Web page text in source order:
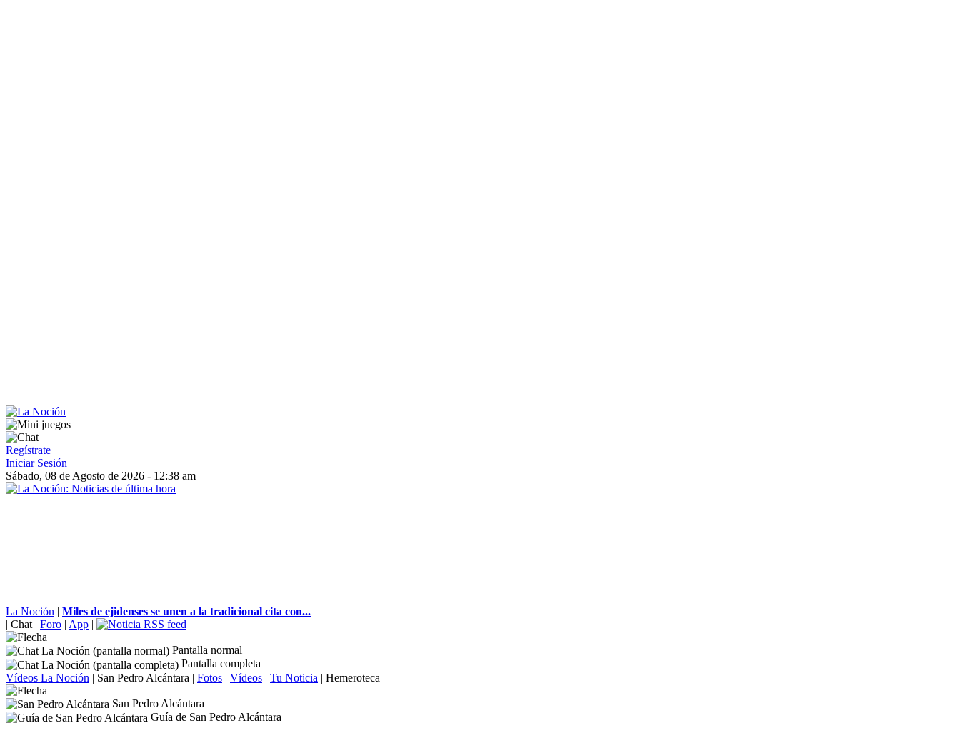
Regístrate
Iniciar Sesión
Sábado, 08 de Agosto de 2026 - 12:38 am
La Noción | Miles de ejidenses se unen a la tradicional cita con...
| Chat | Foro | App |
Pantalla normal
Pantalla completa
Vídeos La Noción | San Pedro Alcántara | Fotos | Vídeos | Tu Noticia | Hemeroteca
San Pedro Alcántara
Guía de San Pedro Alcántara